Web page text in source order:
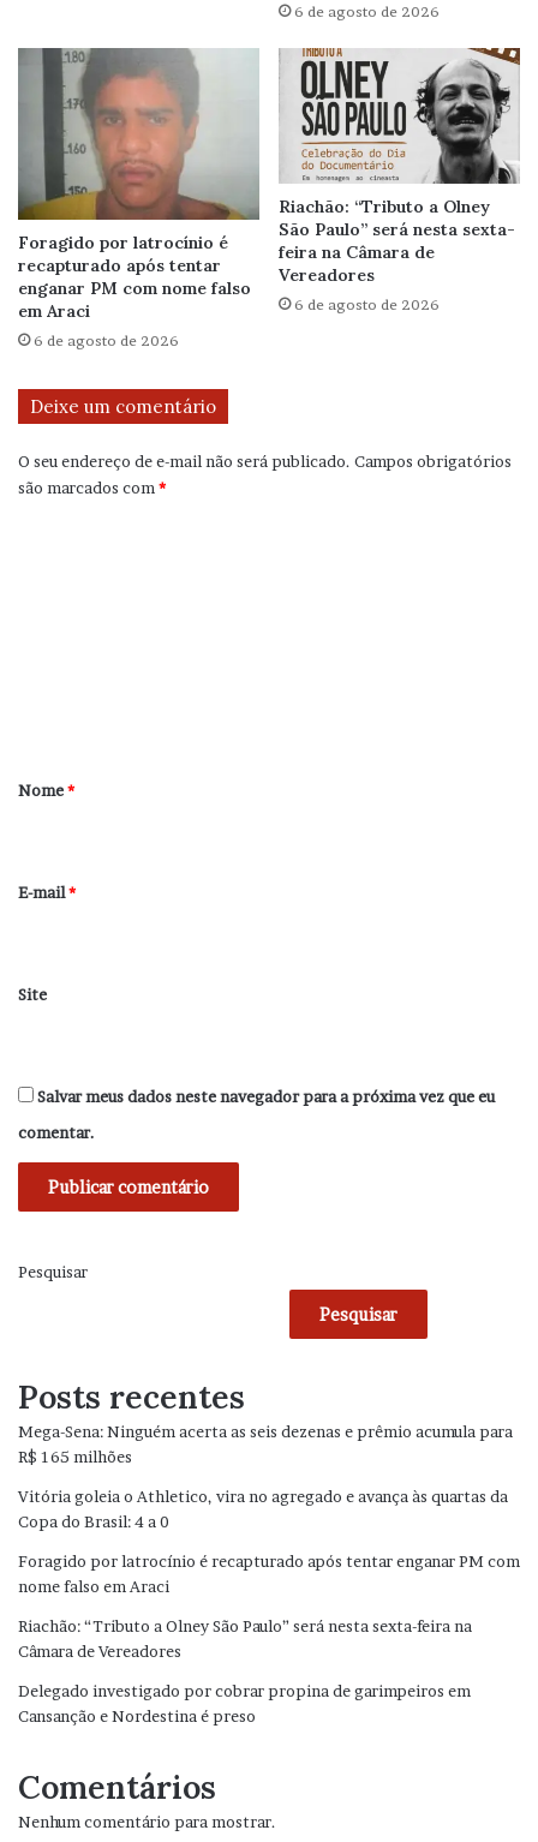
6 de agosto de 2026
Foragido por latrocínio é
recapturado após tentar
enganar PM com nome falso
em Araci
6 de agosto de 2026
Riachão: “Tributo a Olney
São Paulo” será nesta sexta-
feira na Câmara de
Vereadores
6 de agosto de 2026
Deixe um comentário
O seu endereço de e-mail não será publicado. Campos obrigatórios
são marcados com *
r
*
Nome*
E-mail*
Site
Salvar meus dados neste navegador para a próxima vez que eu
comentar.
Pesquisar
Pesquisar
Posts recentes
Mega-Sena: Ninguém acerta as seis dezenas e prêmio acumula para
R$ 165 milhões
Vitória goleia o Athletico, vira no agregado e avança às quartas da
Copa do Brasil: 4 a 0
Foragido por latrocínio é recapturado após tentar enganar PM com
nome falso em Araci
Riachão: “Tributo a Olney São Paulo” será nesta sexta-feira na
Câmara de Vereadores
Delegado investigado por cobrar propina de garimpeiros em
Cansanção e Nordestina é preso
Comentários
Nenhum comentário para mostrar.